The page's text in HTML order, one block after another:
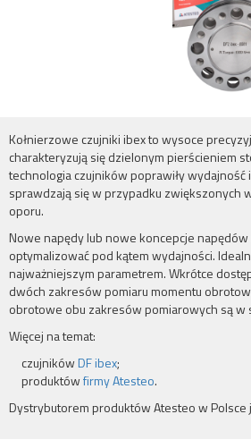
Kołnierzowe czujniki ibex to wysoce
charakteryzują się dzielonym pierścieniem
technologia czujników poprawiły wydajność
sprawdzają się w przypadku zwiększonych
oporu.
Nowe napędy lub nowe koncepcje
optymalizować pod kątem wydajności.
najważniejszym parametrem. Wkrótce
dwóch zakresów pomiaru momentu
obrotowe obu zakresów pomiarowych są w
Więcej na temat:
czujnikówDF ibex;
produktówfirmy Atesteo.
Dystrybutorem produktów Atesteo w Polsce